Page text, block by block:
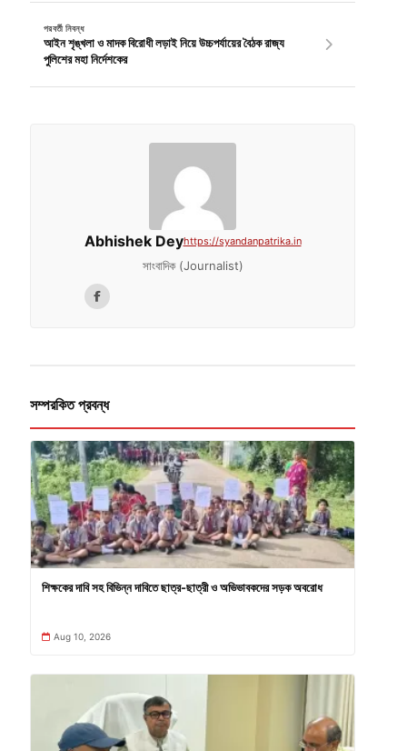
পরবর্তী নিবন্ধ
আইন শৃঙ্খলা ও মাদক বিরোধী লড়াই নিয়ে উচ্চপর্যায়ের বৈঠক রাজ্য
পুলিশের মহা নির্দেশকের
Abhishek Deyhttps://syandanpatrika.in
সাংবাদিক (Journalist)
সম্পরকিত প্রবন্ধ
শিক্ষকের দাবি সহ বিভিন্ন দাবিতে ছাত্র-ছাত্রী ও অভিভাবকদের সড়ক অবরোধ
Aug 10, 2026